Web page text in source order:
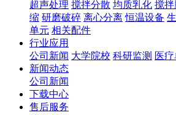
超声处理 搅拌分散 均质乳化 搅
缩 研磨破碎 离心分离 恒温设备
单元 相关配件
行业应用
公司新闻 大学院校 科研监测 医
新闻动态
公司新闻
下载中心
售后服务